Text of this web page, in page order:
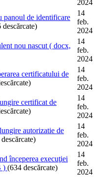
2024
panoul de identificare
descărcate)
14
feb.
2024
nou nascut ( docx,
14
feb.
2024
certificatului de
14
feb.
2024
certificat de
14
feb.
2024
autorizatie de
14
feb.
2024
începerea execuţiei
) (634 descărcate)
14
feb.
2024